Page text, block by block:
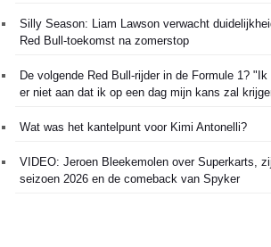
Silly Season: Liam Lawson verwacht
Red Bull-toekomst na zomerstop
De volgende Red Bull-rijder in de Formule 1? "Ik
er niet aan dat ik op een dag mijn kans zal
Wat was het kantelpunt voor Kimi Antonelli?
VIDEO: Jeroen Bleekemolen over Superkarts,
seizoen 2026 en de comeback van Spyker